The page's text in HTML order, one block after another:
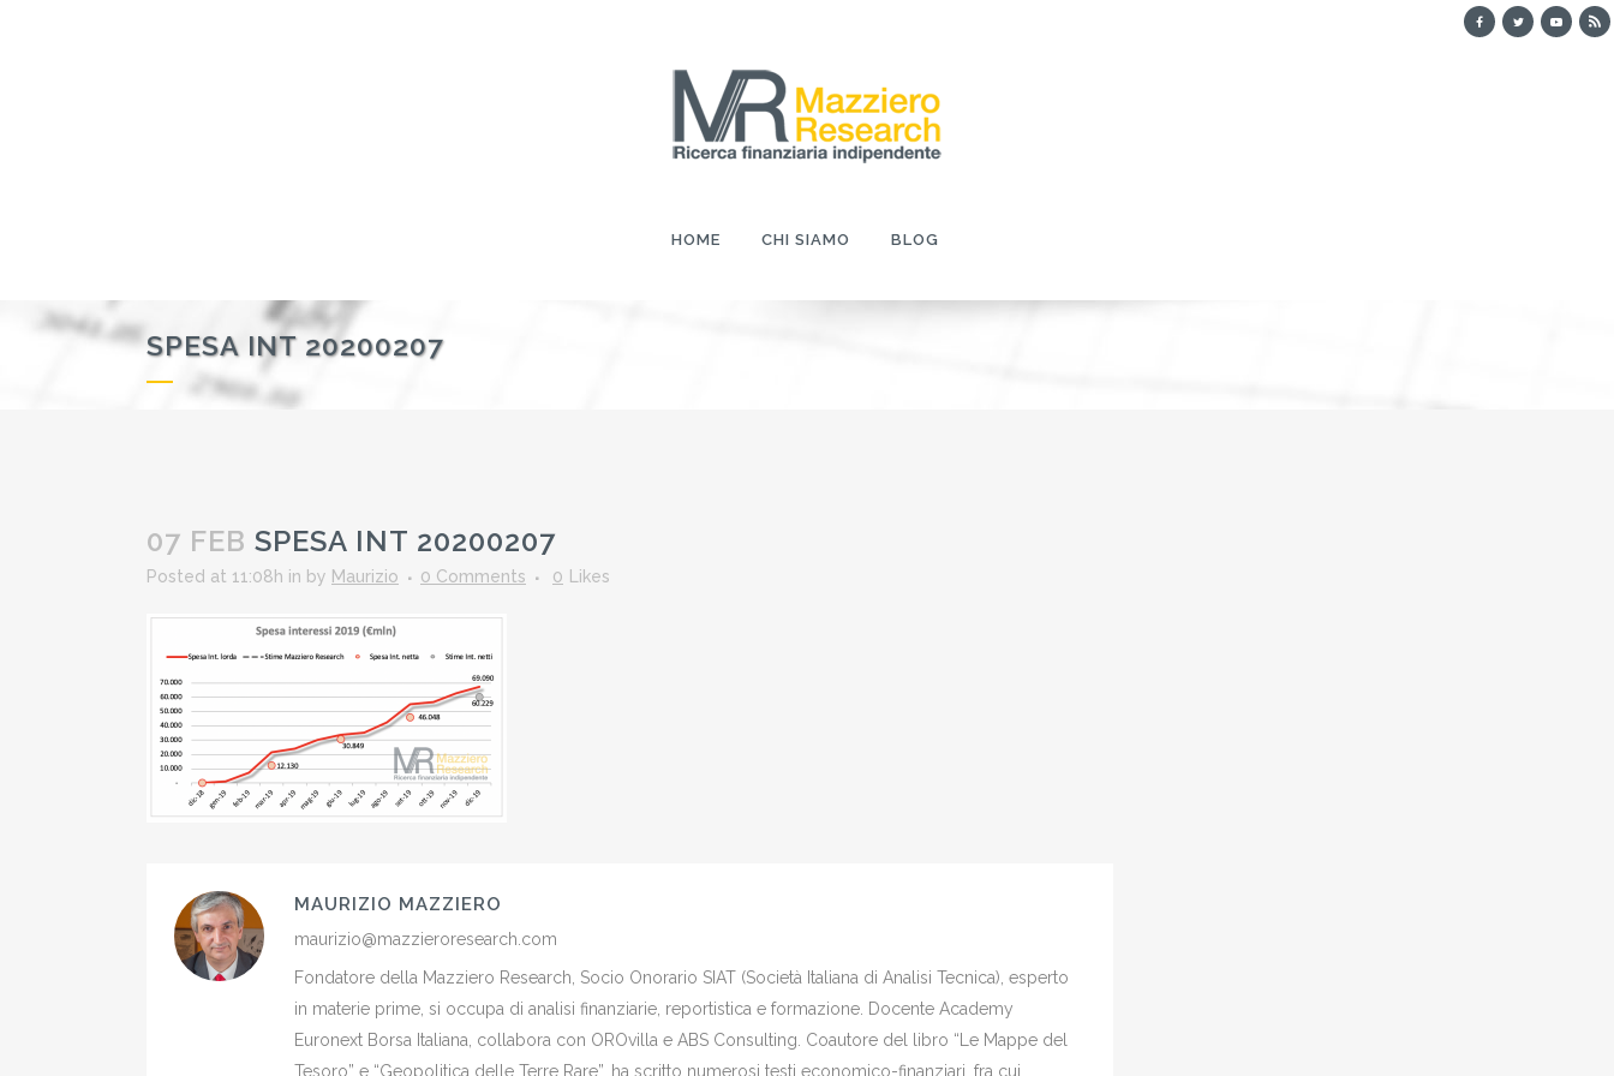
HOME CHI SIAMO BLOG
SPESA INT 20200207
07 FEB SPESA INT 20200207
Posted at 11:08h in by Maurizio 0 Comments 0 Likes
MAURIZIO MAZZIERO
maurizio@mazzieroresearch.com
Fondatore della Mazziero Research, Socio Onorario SIAT (Società Italiana di Analisi Tecnica), esperto
in materie prime, si occupa di analisi finanziarie, reportistica e formazione. Docente Academy
Euronext Borsa Italiana, collabora con OROvilla e ABS Consulting. Coautore del libro “Le Mappe del
Tesoro” e “Geopolitica delle Terre Rare”, ha scritto numerosi testi economico-finanziari, fra cui